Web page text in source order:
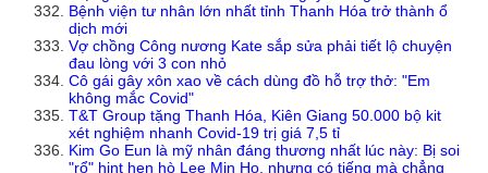
Bệnh viện tư nhân lớn nhất tỉnh Thanh Hóa trở thành ổ
dịch mới
Vợ chồng Công nương Kate sắp sửa phải tiết lộ chuyện
đau lòng với 3 con nhỏ
Cô gái gây xôn xao về cách dùng đồ hỗ trợ thở: "Em
không mắc Covid"
T&T Group tặng Thanh Hóa, Kiên Giang 50.000 bộ kit
xét nghiệm nhanh Covid-19 trị giá 7,5 tỉ
Kim Go Eun là mỹ nhân đáng thương nhất lúc này: Bị soi
"rổ" hint hẹn hò Lee Min Ho, nhưng có tiếng mà chẳng